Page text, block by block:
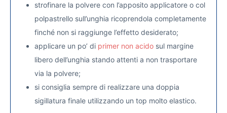
strofinare la polvere con l’apposito applicatore o col
polpastrello sull’unghia ricoprendola completamente
finché non si raggiunge l’effetto desiderato;
applicare un po’ di primer non acido sul margine
libero dell’unghia stando attenti a non trasportare
via la polvere;
si consiglia sempre di realizzare una doppia
sigillatura finale utilizzando un top molto elastico.